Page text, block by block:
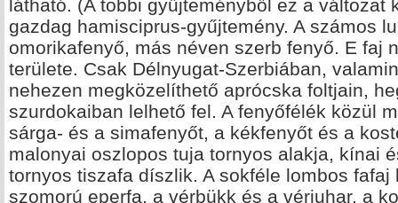
látható. (A többi gyűjteményből ez a változat
gazdag hamisciprus-gyűjtemény. A számos
omorikafenyő, más néven szerb fenyő. E faj
területe. Csak Délnyugat-Szerbiában,
nehezen megközelíthető aprócska foltjain,
szurdokaiban lelhető fel. A fenyőfélék közül
sárga- és a simafenyőt, a kékfenyőt és a
malonyai oszlopos tuja tornyos alakja, kínai
tornyos tiszafa díszlik. A sokféle lombos
szomorú eperfa, a vérbükk és a vérjuhar, a